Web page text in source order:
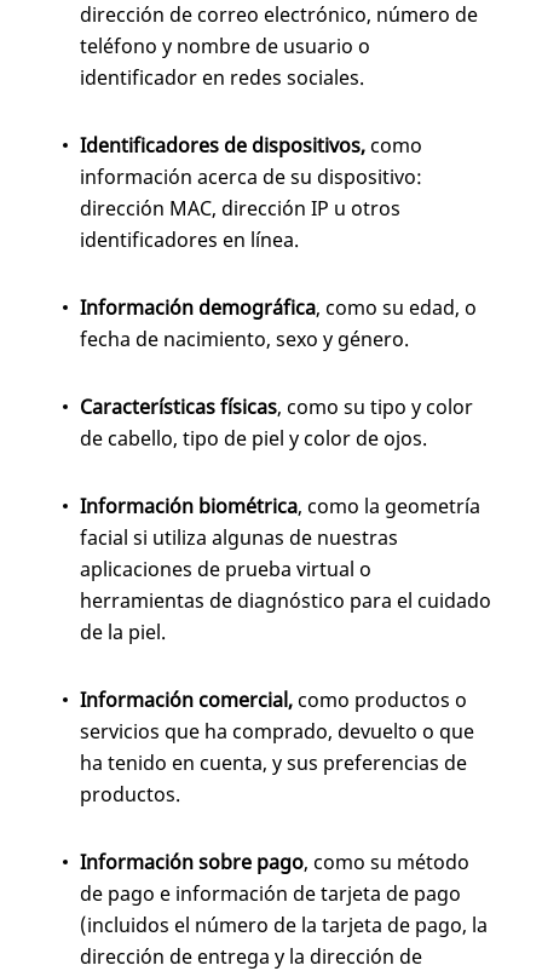
dirección de correo electrónico, número de
teléfono y nombre de usuario o
identificador en redes sociales.
Identificadores de dispositivos,como
información acerca de su dispositivo:
dirección MAC, dirección IP u otros
identificadores en línea.
Información demográfica, como su edad, o
fecha de nacimiento, sexo y género.
Características físicas, como su tipo y color
de cabello, tipo de piel y color de ojos.
Información biométrica, como la geometría
facial si utiliza algunas de nuestras
aplicaciones de prueba virtual o
herramientas de diagnóstico para el cuidado
de la piel.
Información comercial,como productos o
servicios que ha comprado, devuelto o que
ha tenido en cuenta, y sus preferencias de
productos.
Información sobre pago, como su método
de pago e información de tarjeta de pago
(incluidos el número de la tarjeta de pago, la
dirección de entrega y la dirección de